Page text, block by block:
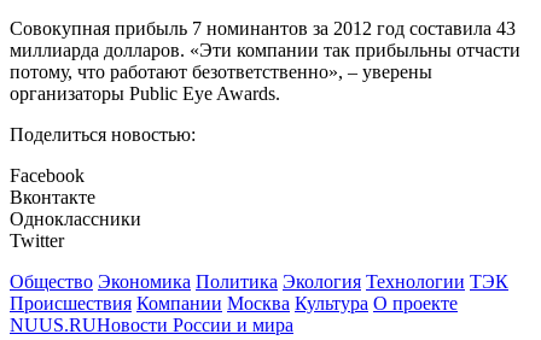
Совокупная прибыль 7 номинантов за 2012 год составила 43
миллиарда долларов. «Эти компании так прибыльны отчасти
потому, что работают безответственно», – уверены
организаторы Public Eye Awards.
Поделиться новостью:
Facebook
Вконтакте
Одноклассники
Twitter
Общество Экономика Политика Экология Технологии ТЭК
Происшествия Компании Москва Культура О проекте
NUUS.RUНовости России и мира